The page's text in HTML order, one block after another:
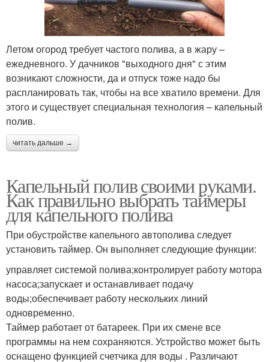
Летом огород требует частого полива, а в жару –
ежедневного. У дачников "выходного дня" с этим
возникают сложности, да и отпуск тоже надо бы
распланировать так, чтобы на все хватило времени. Для
этого и существует специальная технология – капельный
полив.
читать дальше →
Капельный полив своими руками.
Как правильно выбрать таймеры
для капельного полива
При обустройстве капельного автополива следует
установить таймер. Он выполняет следующие функции:
управляет системой полива;контролирует работу мотора
насоса;запускает и останавливает подачу
воды;обеспечивает работу нескольких линий
одновременно.
Таймер работает от батареек. При их смене все
программы на нем сохраняются. Устройство может быть
оснащено функцией счетчика для воды . Различают